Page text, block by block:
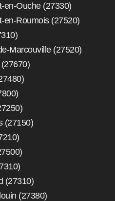
en-Ouche (27330)
en-Roumois (27520)
Marcouville (27520)
(27150)
(27310)
(27380)